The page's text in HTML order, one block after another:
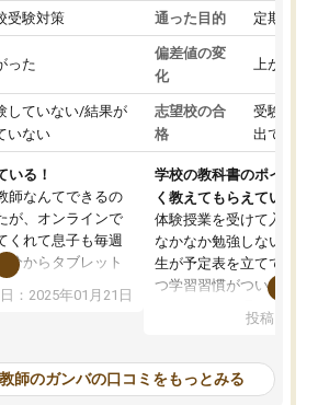
受験対策
った
していない/結果が
いない
いる！
師なんてできるの
が、オンラインで
くれて息子も毎週
分からタブレット
るようになりまし
なのもとても気
今では平均点以上の
た！あと1年受験ま
：2025年01月21日
通った目的 定期テス
偏差値の変
化
上がった
志望校の合
格
受験して
出ていな
学校の教科書のポイント
く教えてもらえている
体験授業を受けて入塾し
なかなか勉強しない息子
生が予定表を立ててくれ
つ学習習慣がついてきま
指導が無い日も予定表
問できるのでとても助か
投稿日：
師のガンバの口コミをもっとみる